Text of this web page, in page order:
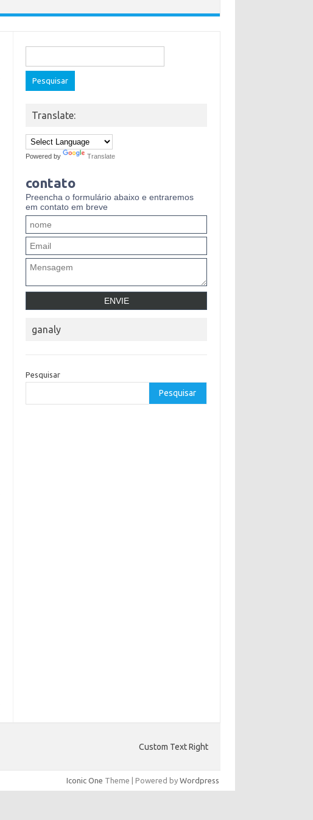
por:
Translate:
Powered by Translate
contato
Preencha o formulário abaixo e entraremos
em contato em breve
ganaly
Pesquisar
Pesquisar
Custom Text Right
Iconic One Theme | Powered by Wordpress